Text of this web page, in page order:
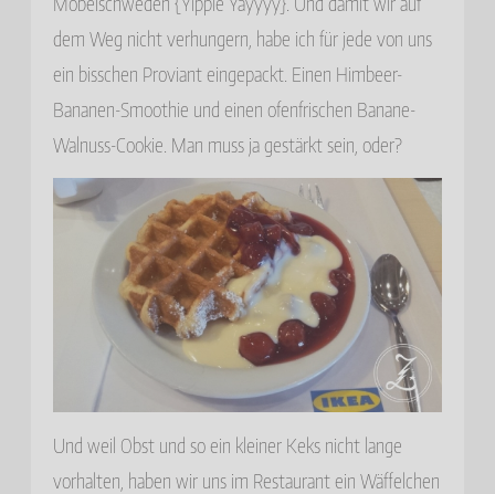
dem Weg nicht verhungern, habe ich für jede von uns
ein bisschen Proviant eingepackt. Einen Himbeer-
Bananen-Smoothie und einen ofenfrischen Banane-
Walnuss-Cookie. Man muss ja gestärkt sein, oder?
Und weil Obst und so ein kleiner Keks nicht lange
vorhalten, haben wir uns im Restaurant ein Wäffelchen